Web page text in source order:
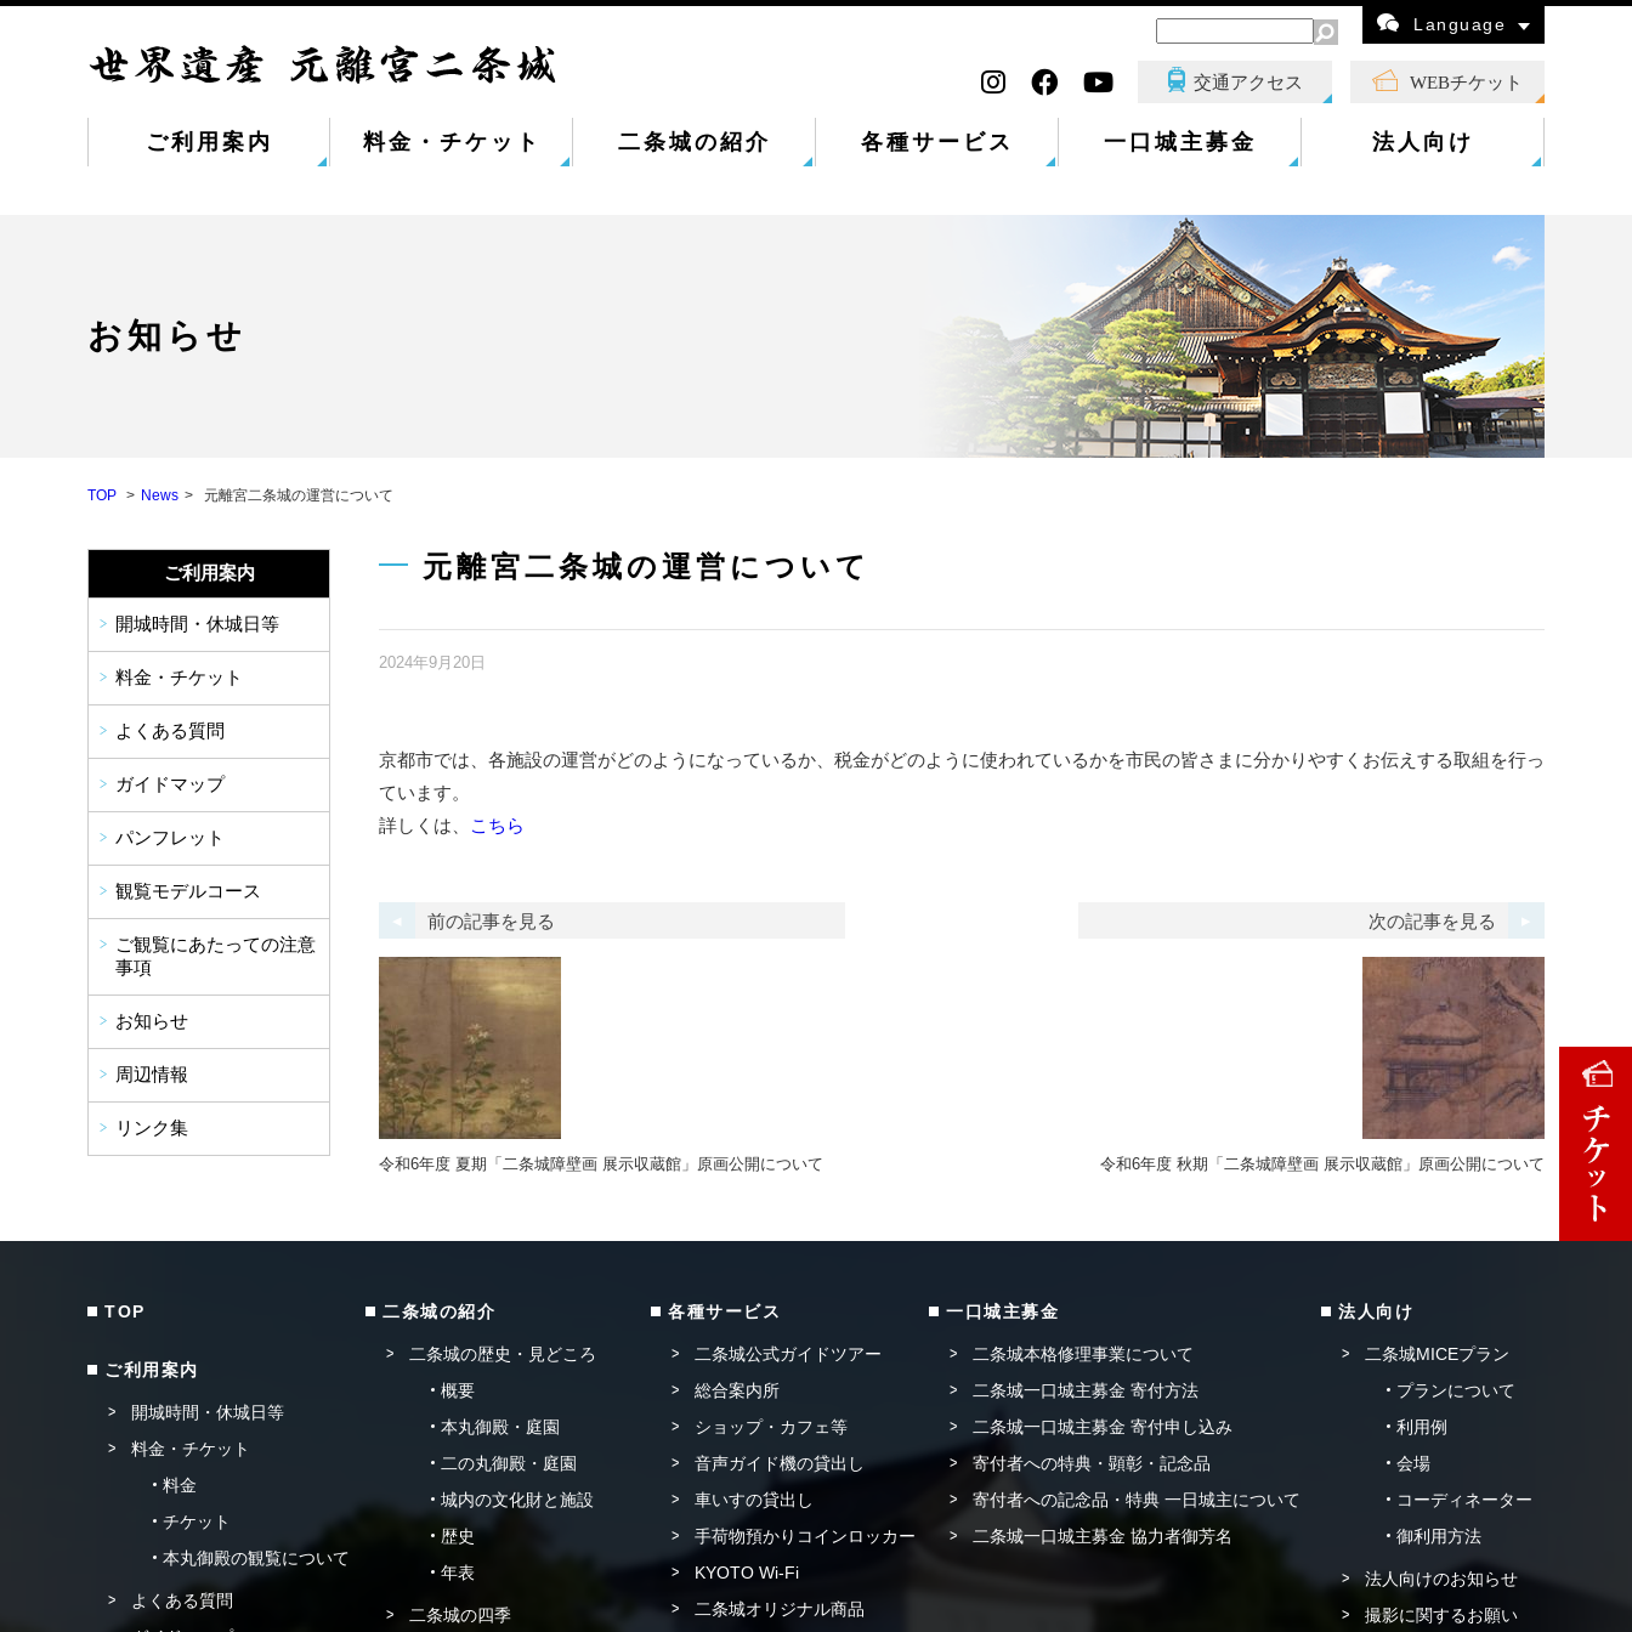
Language
ご利用案内 料金・チケット 二条城の紹介 各種サービス 一口城主募金 法人向け
交通アクセス WEBチケット
お知らせ
TOP News 元離宮二条城の運営について
元離宮二条城の運営について
2024年9月20日
京都市では、各施設の運営がどのようになっているか、税金がどのように使われているかを市民の皆さまに分かりやすくお伝えする取組を行っ
ています。
詳しくは、
こちら
前の記事を見る
令和6年度 夏期「二条城障壁画 展示収蔵館」原画公開について
次の記事を見る
令和6年度 秋期「二条城障壁画 展示収蔵館」原画公開について
ご利用案内
開城時間・休城日等
料金・チケット
よくある質問
ガイドマップ
パンフレット
観覧モデルコース
ご観覧にあたっての注意
事項
お知らせ
周辺情報
リンク集
TOP
ご利用案内
開城時間・休城日等
料金・チケット
料金
チケット
本丸御殿の観覧について
よくある質問
二条城の紹介
二条城の歴史・見どころ
概要
本丸御殿・庭園
二の丸御殿・庭園
城内の文化財と施設
歴史
年表
二条城の四季
各種サービス
二条城公式ガイドツアー
総合案内所
ショップ・カフェ等
音声ガイド機の貸出し
車いすの貸出し
手荷物預かりコインロッカー
KYOTO Wi-Fi
二条城オリジナル商品
一口城主募金
二条城本格修理事業について
二条城一口城主募金 寄付方法
二条城一口城主募金 寄付申し込み
寄付者への特典・顕彰・記念品
寄付者への記念品・特典 一日城主について
二条城一口城主募金 協力者御芳名
法人向け
二条城MICEプラン
プランについて
利用例
会場
コーディネーター
御利用方法
法人向けのお知らせ
撮影に関するお願い